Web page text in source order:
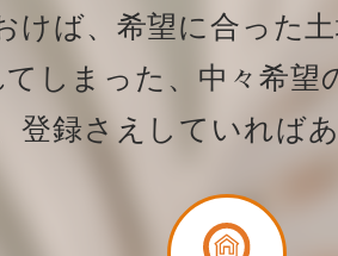
けば、希望に合った
てしまった、中々希
登録さえしていれば